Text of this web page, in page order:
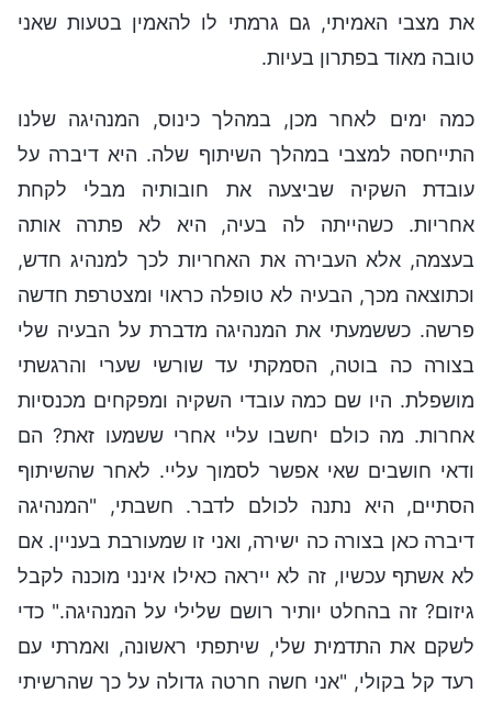
את מצבי האמיתי, גם גרמתי לו להאמין בטעות שאני
טובה מאוד בפתרון בעיות.
כמה ימים לאחר מכן, במהלך כינוס, המנהיגה שלנו
התייחסה למצבי במהלך השיתוף שלה. היא דיברה על
עובדת השקיה שביצעה את חובותיה מבלי לקחת
אחריות. כשהייתה לה בעיה, היא לא פתרה אותה
בעצמה, אלא העבירה את האחריות לכך למנהיג חדש,
וכתוצאה מכך, הבעיה לא טופלה כראוי ומצטרפת חדשה
פרשה. כששמעתי את המנהיגה מדברת על הבעיה שלי
בצורה כה בוטה, הסמקתי עד שורשי שערי והרגשתי
מושפלת. היו שם כמה עובדי השקיה ומפקחים מכנסיות
אחרות. מה כולם יחשבו עליי אחרי ששמעו זאת? הם
ודאי חושבים שאי אפשר לסמוך עליי. לאחר שהשיתוף
הסתיים, היא נתנה לכולם לדבר. חשבתי, "המנהיגה
דיברה כאן בצורה כה ישירה, ואני זו שמעורבת בעניין. אם
לא אשתף עכשיו, זה לא ייראה כאילו אינני מוכנה לקבל
גיזום? זה בהחלט יותיר רושם שלילי על המנהיגה." כדי
לשקם את התדמית שלי, שיתפתי ראשונה, ואמרתי עם
רעד קל בקולי, "אני חשה חרטה גדולה על כך שהרשיתי